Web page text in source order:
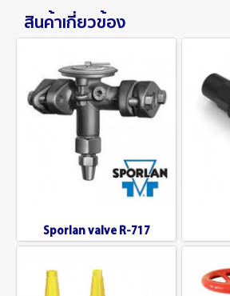
สินค้าเกี่ยวข้อง
Sporlan valve R-717